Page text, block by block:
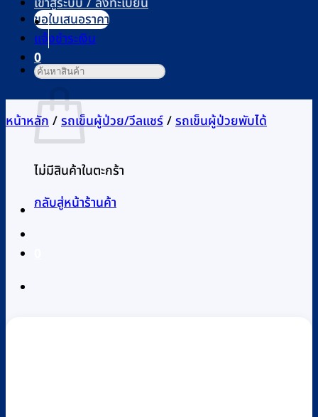
ตะกร้าสินค้า
ไม่มีสินค้าในตะกร้า
กลับสู่หน้าร้านค้า
0
ขอใบเสนอราคา
แจ้งชำระเงิน
ค้นหา:
หน้าหลัก/รถเข็นผู้ป่วย/วีลแชร์/รถเข็นผู้ป่วยพับได้